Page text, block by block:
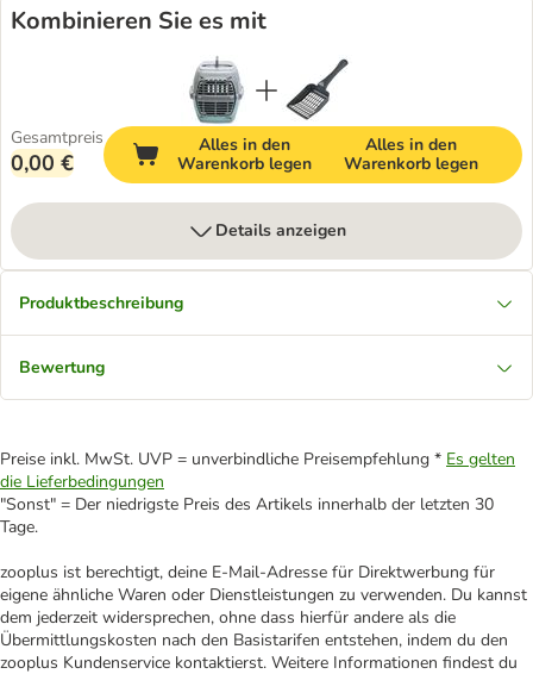
Kombinieren Sie es mit
Gesamtpreis
0,00 €
Alles in den
Warenkorb legen
Alles in den
Warenkorb legen
Details anzeigen
Produktbeschreibung
Bewertung
Preise inkl. MwSt. UVP = unverbindliche Preisempfehlung * Es gelten
die Lieferbedingungen
"Sonst" = Der niedrigste Preis des Artikels innerhalb der letzten 30
Tage.
zooplus ist berechtigt, deine E-Mail-Adresse für Direktwerbung für
eigene ähnliche Waren oder Dienstleistungen zu verwenden. Du kannst
dem jederzeit widersprechen, ohne dass hierfür andere als die
Übermittlungskosten nach den Basistarifen entstehen, indem du den
zooplus Kundenservice kontaktierst. Weitere Informationen findest du